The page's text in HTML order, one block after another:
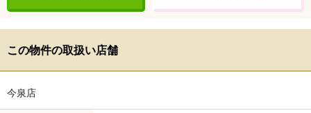
この物件の取扱い店舗
今泉店